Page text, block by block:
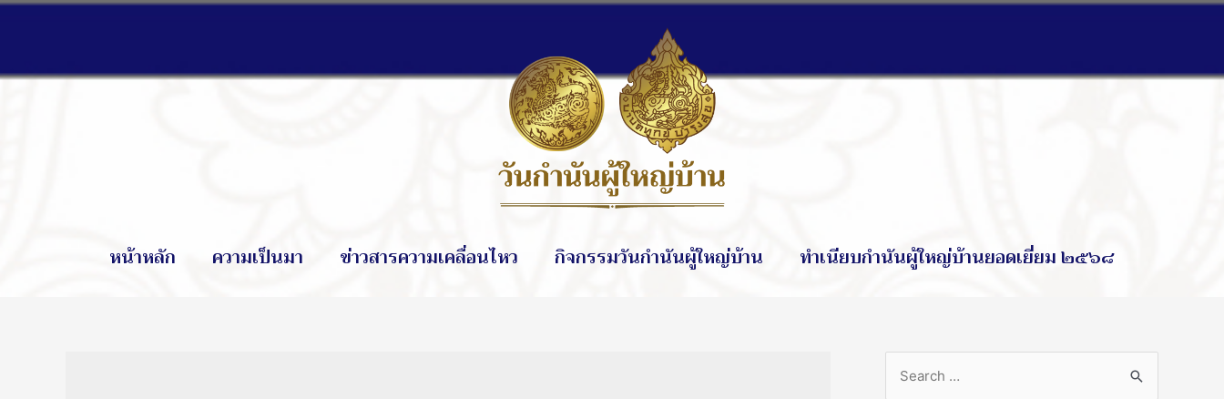
หน้าหลัก ความเป็นมา ข่าวสารความเคลื่อนไหว กิจกรรมวันกำนันผู้ใหญ่บ้าน ทำเนียบกำนันผู้ใหญ่บ้านยอดเยี่ยม ๒๕๖๘